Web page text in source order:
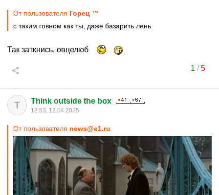
От пользователя Горец ™
с таким говном как ты, даже базарить лень
Так заткнись, овцелюб
1 /5
T Think outside the box
18:53, 12.04.2025
От пользователя news@e1.ru